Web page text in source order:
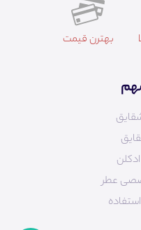
بهترن قیمت
عطر